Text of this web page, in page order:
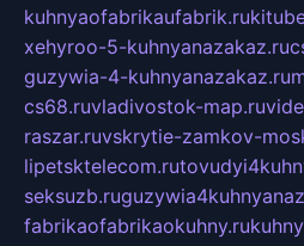
kuhnyaofabrikaufabrik.ru
xehyroo-5-kuhnyanazakaz.ru
guzywia-4-kuhnyanazakaz.ru
cs68.ruvladivostok-map.ru
raszar.ruvskrytie-zamkov-
lipetsktelecom.ru
seksuzb.ru
fabrikaofabrikaokuhny.ru